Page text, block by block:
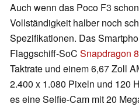
Auch wenn das Poco F3
Vollständigkeit halber noch
Spezifikationen. Das
Flaggschiff-SoC Snapdragon
Taktrate und einem 6,67 Zoll
2.400 x 1.080 Pixeln und 120
es eine Selfie-Cam mit 20